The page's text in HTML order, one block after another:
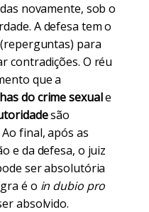
novamente, sob o
A defesa tem o
para
contradições. O réu
que a
do crime sexuale
são
final, após as
e da defesa, o juiz
ser absolutória
é o in dubio pro
absolvido.